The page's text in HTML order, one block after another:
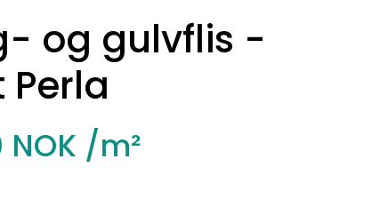
og gulvflis -
Perla
NOK /m²